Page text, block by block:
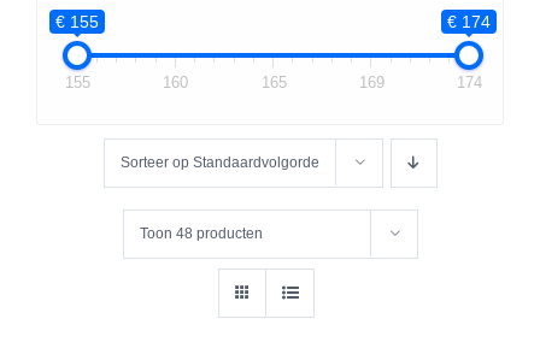
€ 155 € 174
155 160 165 169 174
Sorteer op Standaardvolgorde
Toon 48 producten